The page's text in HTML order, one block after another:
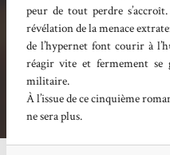
peur de tout perdre
révélation de la menace
de l’hypernet font courir à
réagir vite et fermement se
militaire.
À l’issue de ce cinquième
ne sera plus.